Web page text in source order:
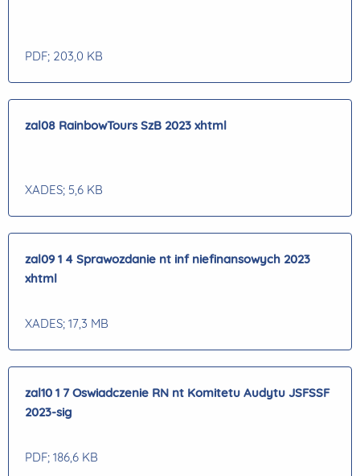
PDF; 203,0 KB
zal08 RainbowTours SzB 2023 xhtml
XADES; 5,6 KB
zal09 1 4 Sprawozdanie nt inf niefinansowych 2023
xhtml
XADES; 17,3 MB
zal10 1 7 Oswiadczenie RN nt Komitetu Audytu JSFSSF
2023-sig
PDF; 186,6 KB